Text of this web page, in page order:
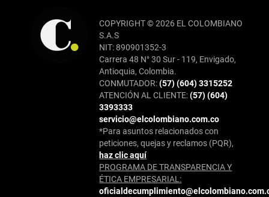
COPYRIGHT © 2026 EL COLOMBIANO
S.A.S
NIT: 890901352-3
Carrera 48 N° 30 Sur - 119, Envigado,
Antioquia, Colombia.
CONMUTADOR:(57) (604) 3315252
ATENCIÓN AL CLIENTE:(57) (604)
3393333
servicio@elcolombiano.com.co
*Para asuntos relacionados con
peticiones, quejas y reclamos (PQR),
haz clic aquí
PROGRAMA DE TRANSPARENCIA Y
ÉTICA EMPRESARIAL: